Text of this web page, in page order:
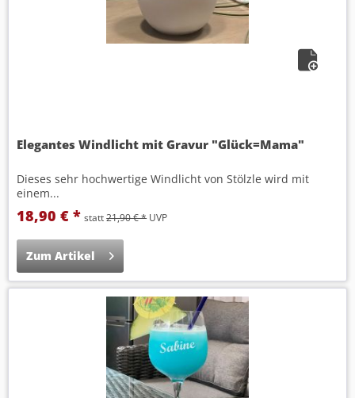
Elegantes Windlicht mit Gravur "Glück=Mama"
Dieses sehr hochwertige Windlicht von Stölzle wird mit
einem...
18,90 € * statt21,90 € *UVP
Zum Artikel